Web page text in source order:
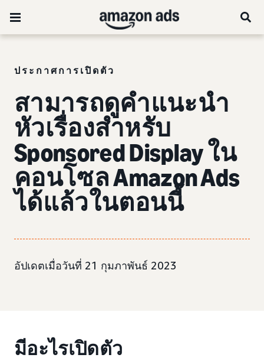
ประกาศการเปิดตัว
สามารถดูคำแนะนำ
หัวเรื่องสำหรับ
Sponsored Displayใน
คอนโซล Amazon Ads
ได้แล้วในตอนนี้
อัปเดตเมื่อวันที่ 21 กุมภาพันธ์ 2023
มีอะไรเปิดตัว